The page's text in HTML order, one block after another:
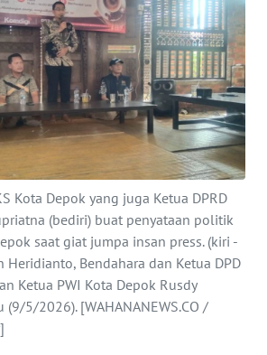
Kota Depok yang juga Ketua DPRD
(bediri) buat penyataan politik
saat giat jumpa insan press. (kiri -
Heridianto, Bendahara dan Ketua DPD
Ketua PWI Kota Depok Rusdy
(9/5/2026). [WAHANANEWS.CO /